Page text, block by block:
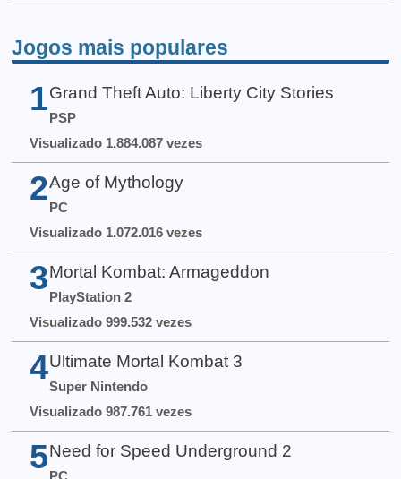
Jogos mais populares
1 Grand Theft Auto: Liberty City Stories
PSP
Visualizado 1.884.087 vezes
2 Age of Mythology
PC
Visualizado 1.072.016 vezes
3 Mortal Kombat: Armageddon
PlayStation 2
Visualizado 999.532 vezes
4 Ultimate Mortal Kombat 3
Super Nintendo
Visualizado 987.761 vezes
5 Need for Speed Underground 2
PC